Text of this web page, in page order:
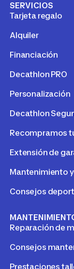
SERVICIOS
Tarjeta regalo
Alquiler
Financiación
Decathlon PRO
Personalización
Decathlon
Recompramos
Extensión de
Mantenimiento
Consejos
Reparación de
Consejos
Prestaciones